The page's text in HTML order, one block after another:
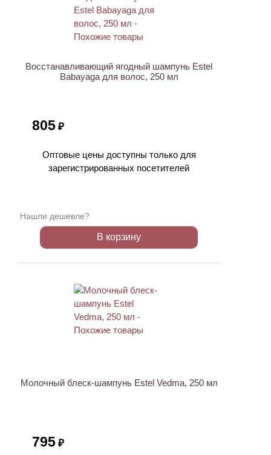
Восстанавливающий ягодный шампунь Estel
Babayaga для волос, 250 мл
805 ₽
Оптовые цены доступны только для
зарегистрированных посетителей
Нашли дешевле?
В корзину
Молочный блеск-шампунь Estel Vedma, 250 мл
795 ₽